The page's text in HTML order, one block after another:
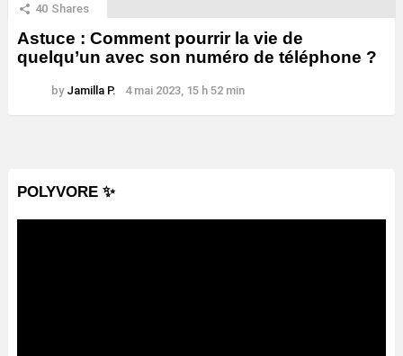
40 Shares
Astuce : Comment pourrir la vie de
quelqu’un avec son numéro de téléphone ?
by Jamilla P. 4 mai 2023, 15 h 52 min
POLYVORE ✨